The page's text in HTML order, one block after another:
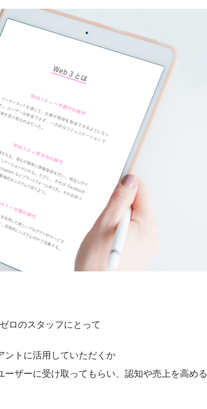
ロのスタッフにとって
ントに活用していただくか
ザーに受け取ってもらい、認知や売上を高める